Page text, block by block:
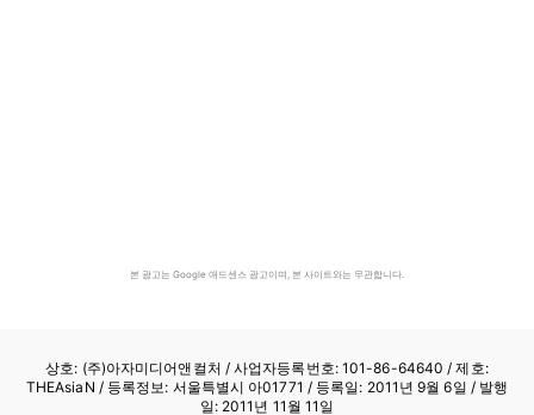
본 광고는 Google 애드센스 광고이며, 본 사이트와는 무관합니다.
상호: (주)아자미디어앤컬처 /사업자등록번호: 101-86-64640 / 제호:
THEAsiaN / 등록정보: 서울특별시 아01771 / 등록일: 2011년 9월 6일 / 발행
일: 2011년 11월 11일